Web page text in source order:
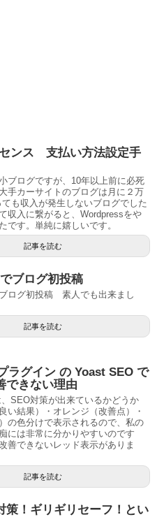
ンス 支払い方法設定手
ブログですが、10年以上前に必死
手カーサイトのブログは月に２万
も収入が発生しないブログでした
収入に繋がると、Wordpressをや
です。単純に嬉しいです。
記事を読む
ブログ初投稿
ログ初投稿 素人でも出来まし
記事を読む
ラグイン の Yoast SEO で
できない理由
SEO対策が出来ているかどうか
い結果）・オレンジ（改善点）・
の色分けで表示されるので、私の
には非常に分かりやすいのです
善できないレッド表示がありま
記事を読む
策！ギリギリセーフ！とい